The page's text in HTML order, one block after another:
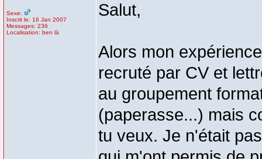
Sexe:
Inscrit le: 16 Jan 2007
Messages: 236
Localisation: ben là
Salut,
Alors mon
recruté par CV et
au groupement
(paperasse...) mais
tu veux. Je n'était